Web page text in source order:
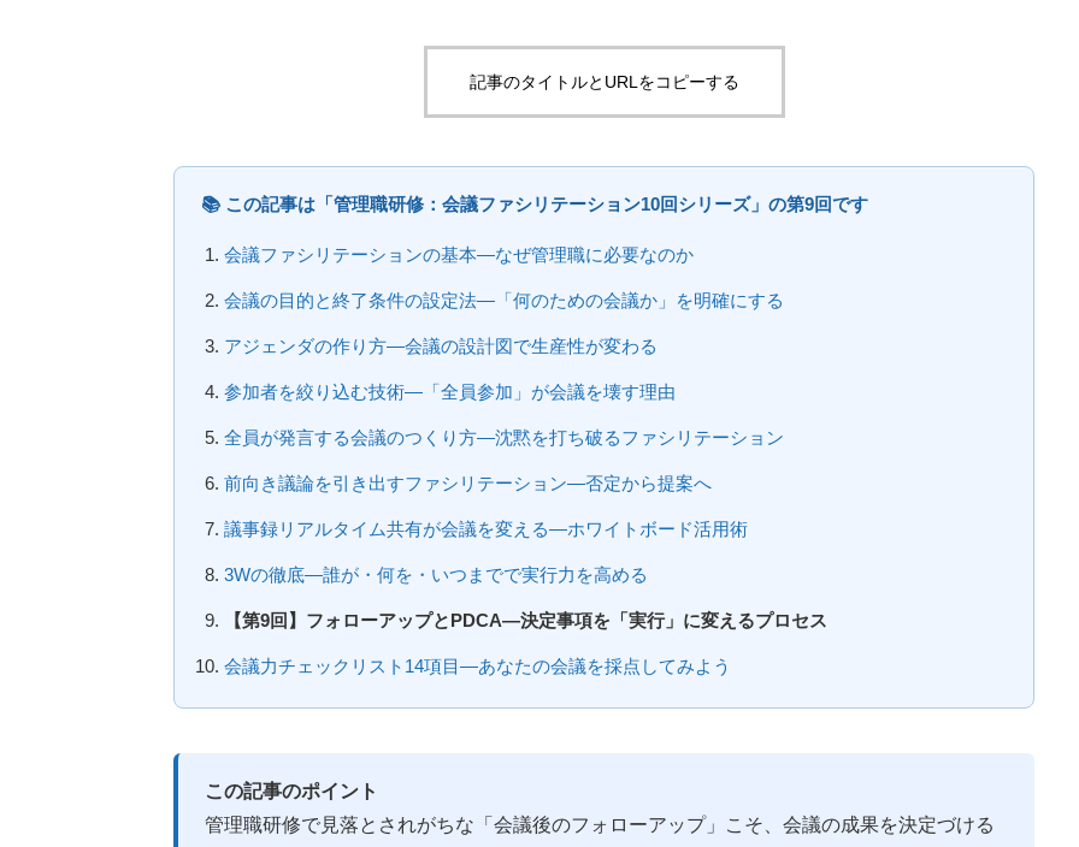
記事のタイトルとURLをコピーする
📚 この記事は「管理職研修：会議ファシリテーション10回シリーズ」の第9回です
会議ファシリテーションの基本―なぜ管理職に必要なのか
会議の目的と終了条件の設定法―「何のための会議か」を明確にする
アジェンダの作り方―会議の設計図で生産性が変わる
参加者を絞り込む技術―「全員参加」が会議を壊す理由
全員が発言する会議のつくり方―沈黙を打ち破るファシリテーション
前向き議論を引き出すファシリテーション―否定から提案へ
議事録リアルタイム共有が会議を変える―ホワイトボード活用術
3Wの徹底―誰が・何を・いつまでで実行力を高める
【第9回】フォローアップとPDCA―決定事項を「実行」に変えるプロセス
会議力チェックリスト14項目―あなたの会議を採点してみよう
この記事のポイント
管理職研修で見落とされがちな「会議後のフォローアップ」こそ、会議の成果を決定づける